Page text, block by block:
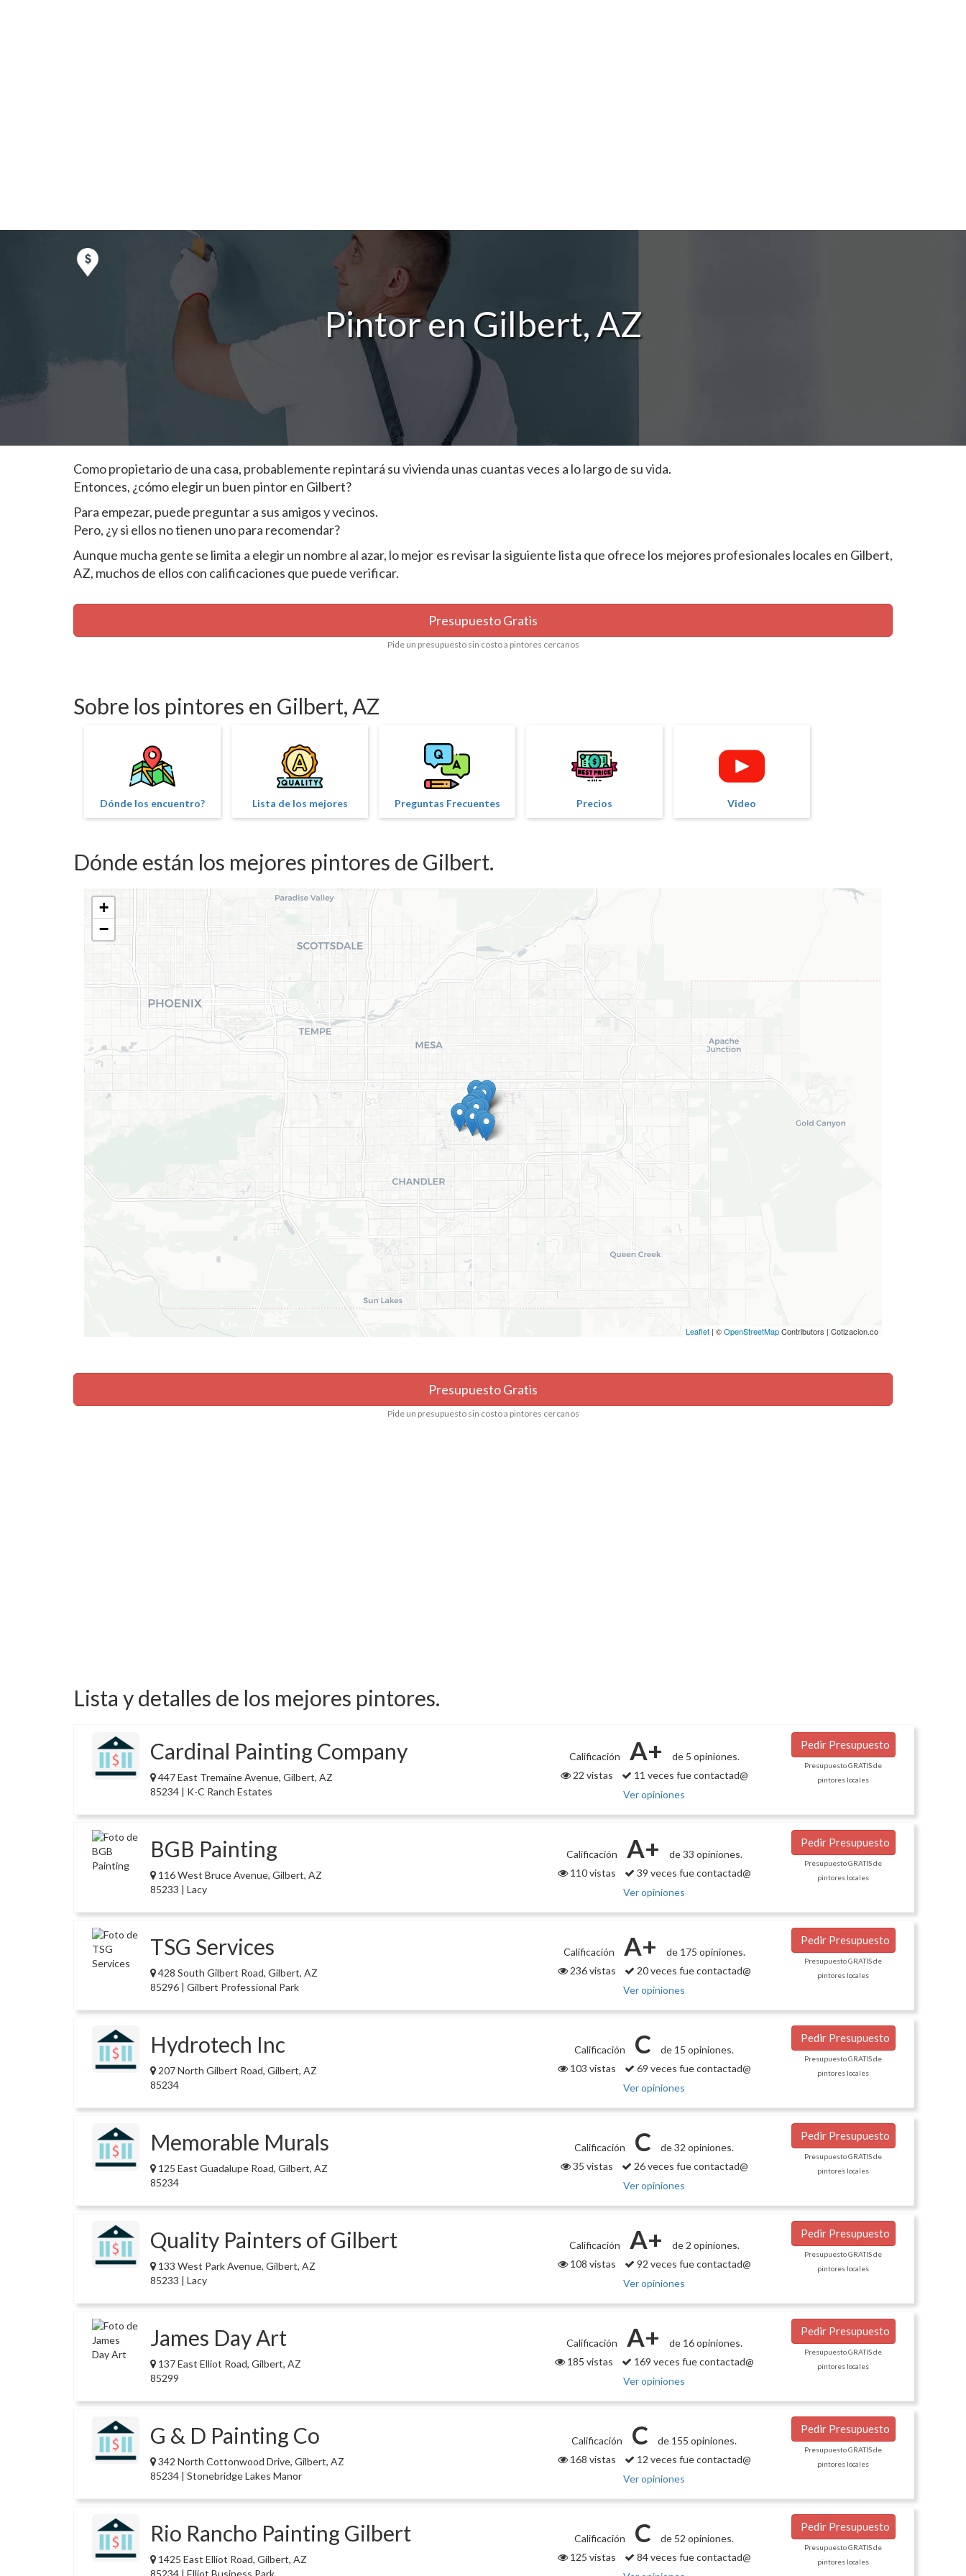
Pintor en Gilbert, AZ
Como propietario de una casa, probablemente repintará su vivienda unas cuantas veces a lo largo de su vida.
Entonces, ¿cómo elegir un buen pintor en Gilbert?
Para empezar, puede preguntar a sus amigos y vecinos.
Pero, ¿y si ellos no tienen uno para recomendar?
Aunque mucha gente se limita a elegir un nombre al azar, lo mejor es revisar la siguiente lista que ofrece los mejores profesionales locales en Gilbert,
AZ, muchos de ellos con calificaciones que puede verificar.
Presupuesto Gratis
Pide un presupuesto sin costo a pintores cercanos
Sobre los pintores en Gilbert, AZ
Dónde los encuentro? Lista de los mejores Preguntas Frecuentes Precios Video
Dónde están los mejores pintores de Gilbert.
+
−
Leaflet | ©OpenStreetMapContributors | Cotizacion.co
Presupuesto Gratis
Pide un presupuesto sin costo a pintores cercanos
Lista y detalles de los mejores pintores.
Cardinal Painting Company
447 East Tremaine Avenue, Gilbert, AZ
85234 | K-C Ranch Estates
Calificación A+
de 5 opiniones.
22 vistas
11 veces fue contactad@
Ver opiniones
Pedir Presupuesto
Presupuesto GRATIS de
pintores locales
BGB Painting
116 West Bruce Avenue, Gilbert, AZ
85233 | Lacy
Calificación A+
de 33 opiniones.
110 vistas
39 veces fue contactad@
Ver opiniones
Pedir Presupuesto
Presupuesto GRATIS de
pintores locales
TSG Services
428 South Gilbert Road, Gilbert, AZ
85296 | Gilbert Professional Park
Calificación A+
de 175 opiniones.
236 vistas
20 veces fue contactad@
Ver opiniones
Pedir Presupuesto
Presupuesto GRATIS de
pintores locales
Hydrotech Inc
207 North Gilbert Road, Gilbert, AZ
85234
Calificación C
de 15 opiniones.
103 vistas
69 veces fue contactad@
Ver opiniones
Pedir Presupuesto
Presupuesto GRATIS de
pintores locales
Memorable Murals
125 East Guadalupe Road, Gilbert, AZ
85234
Calificación C
de 32 opiniones.
35 vistas
26 veces fue contactad@
Ver opiniones
Pedir Presupuesto
Presupuesto GRATIS de
pintores locales
Quality Painters of Gilbert
133 West Park Avenue, Gilbert, AZ
85233 | Lacy
Calificación A+
de 2 opiniones.
108 vistas
92 veces fue contactad@
Ver opiniones
Pedir Presupuesto
Presupuesto GRATIS de
pintores locales
James Day Art
137 East Elliot Road, Gilbert, AZ
85299
Calificación A+
de 16 opiniones.
185 vistas
169 veces fue contactad@
Ver opiniones
Pedir Presupuesto
Presupuesto GRATIS de
pintores locales
G & D Painting Co
342 North Cottonwood Drive, Gilbert, AZ
85234 | Stonebridge Lakes Manor
Calificación C
de 155 opiniones.
168 vistas
12 veces fue contactad@
Ver opiniones
Pedir Presupuesto
Presupuesto GRATIS de
pintores locales
Rio Rancho Painting Gilbert
1425 East Elliot Road, Gilbert, AZ
Calificación C
de 52 opiniones.
125 vistas
84 veces fue contactad@
Pedir Presupuesto
Presupuesto GRATIS de
pintores locales